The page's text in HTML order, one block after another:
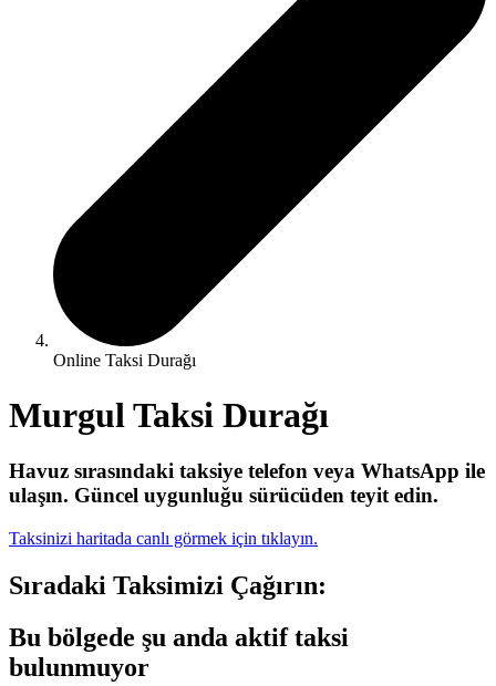
Online Taksi Durağı
Murgul Taksi Durağı
Havuz sırasındaki taksiye telefon veya WhatsApp ile
ulaşın. Güncel uygunluğu sürücüden teyit edin.
Taksinizi haritada canlı görmek için tıklayın.
Sıradaki Taksimizi Çağırın:
Bu bölgede şu anda aktif taksi
bulunmuyor